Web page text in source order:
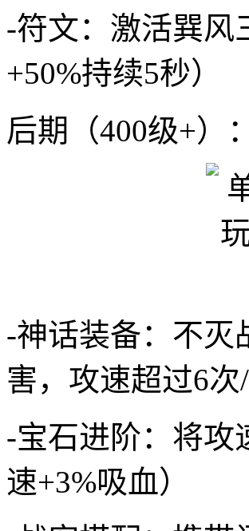
-符文：激活巽风
+50%持续5秒）
后期（400级+）：
-神话装备：不灭
害，攻速超过6
-宝石进阶：将攻
速+3%吸血）